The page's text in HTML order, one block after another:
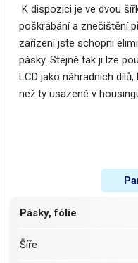
K dispozici je ve dvou
poškrábání a znečištění
zařízení jste schopni
pásky. Stejně tak ji lze
LCD jako náhradních
než ty usazené v
Pásky, fólie
Šíře